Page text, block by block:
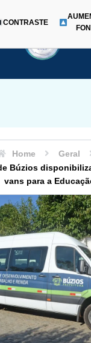
CONTRASTE
Home
Geral
Búzios
vans para a